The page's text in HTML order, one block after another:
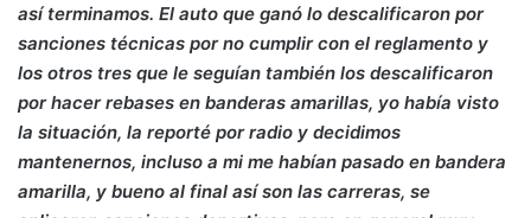
así terminamos. El auto que ganó lo descalificaron por
sanciones técnicas por no cumplir con el reglamento y
los otros tres que le seguían también los descalificaron
por hacer rebases en banderas amarillas, yo había visto
la situación, la reporté por radio y decidimos
mantenernos, incluso a mi me habían pasado en bandera
amarilla, y bueno al final así son las carreras, se